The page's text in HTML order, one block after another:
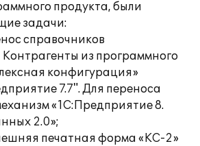
продукта, были
задачи:
справочников
из программного
конфигурация»
7.7". Для переноса
«1С:Предприятие 8.
2.0»;
печатная форма «КС-2»